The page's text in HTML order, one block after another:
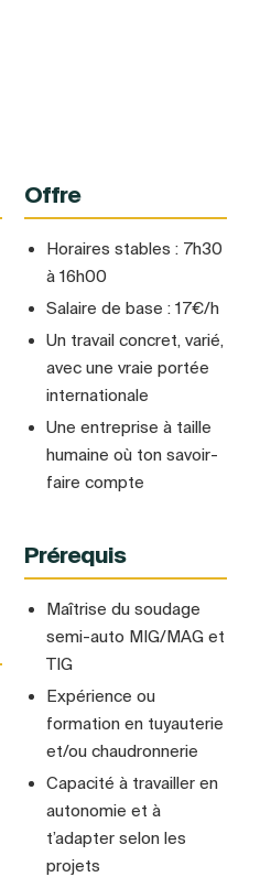
Offre
Horaires stables : 7h30
à 16h00
Salaire de base : 17€/h
Un travail concret, varié,
avec une vraie portée
internationale
Une entreprise à taille
humaine où ton savoir-
faire compte
Prérequis
Maîtrise du soudage
semi-auto MIG/MAG et
TIG
Expérience ou
formation en tuyauterie
et/ou chaudronnerie
Capacité à travailler en
autonomie et à
t’adapter selon les
projets